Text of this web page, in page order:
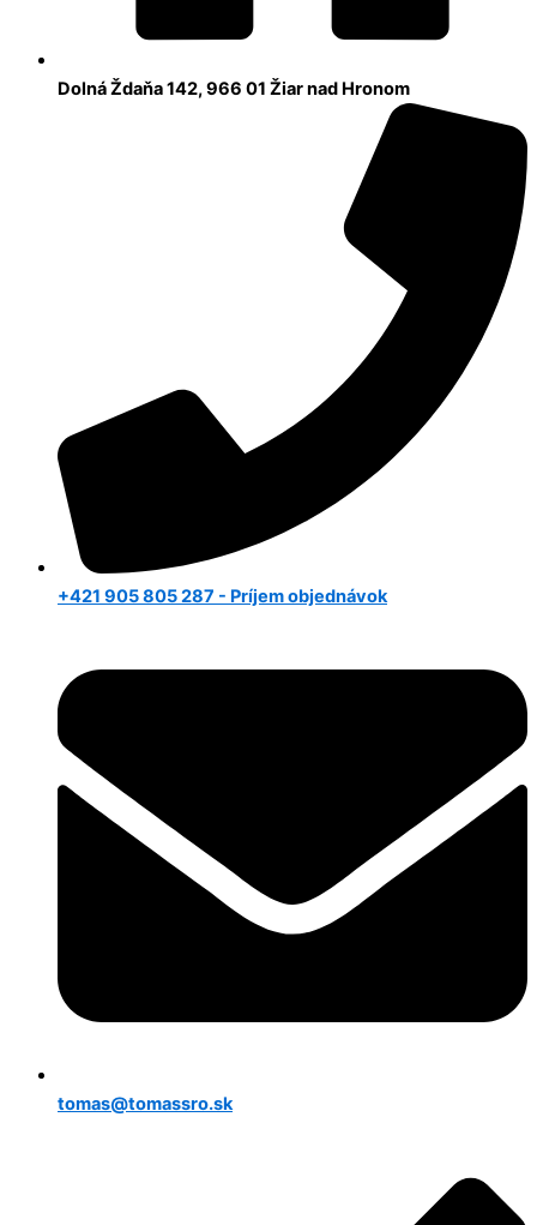
Dolná Ždaňa 142, 966 01 Žiar nad Hronom
+421 905 805 287 - Príjem objednávok
tomas@tomassro.sk